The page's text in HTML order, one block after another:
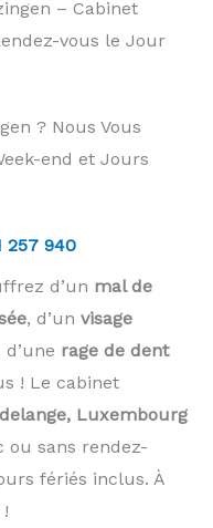
– Cabinet
vous le Jour
? Nous Vous
end et Jours
257 940
d’un mal de
, d’un visage
d’une rage de dent
! Le cabinet
Luxembourg
ou sans rendez-
fériés inclus. À